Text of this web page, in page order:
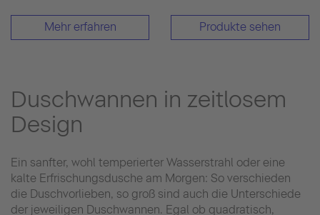
Mehr erfahren Produkte sehen
Duschwannen in zeitlosem
Design
Ein sanfter, wohl temperierter Wasserstrahl oder eine
kalte Erfrischungsdusche am Morgen: So verschieden
die Duschvorlieben, so groß sind auch die Unterschiede
der jeweiligen Duschwannen. Egal ob quadratisch,